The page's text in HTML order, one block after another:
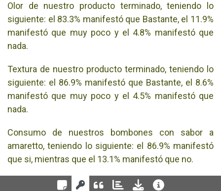
Olor de nuestro producto terminado, teniendo lo
siguiente: el 83.3% manifestó que Bastante, el 11.9%
manifestó que muy poco y el 4.8% manifestó que
nada.
Textura de nuestro producto terminado, teniendo lo
siguiente: el 86.9% manifestó que Bastante, el 8.6%
manifestó que muy poco y el 4.5% manifestó que
nada.
Consumo de nuestros bombones con sabor a
amaretto, teniendo lo siguiente: el 86.9% manifestó
que si, mientras que el 13.1% manifestó que no.